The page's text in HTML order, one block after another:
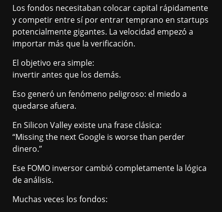
Los fondos necesitaban colocar capital rápidamente
y competir entre sí por entrar temprano en startups
potencialmente gigantes. La velocidad empezó a
importar más que la verificación.
El objetivo era simple:
invertir antes que los demás.
Eso generó un fenómeno peligroso: el miedo a
quedarse afuera.
En Silicon Valley existe una frase clásica:
“Missing the next Google is worse than perder
dinero.”
Ese FOMO inversor cambió completamente la lógica
de análisis.
Muchas veces los fondos: